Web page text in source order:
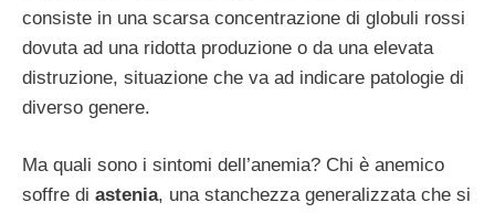
consiste in una scarsa concentrazione di globuli rossi
dovuta ad una ridotta produzione o da una elevata
distruzione, situazione che va ad indicare patologie di
diverso genere.
Ma quali sono i sintomi dell’anemia? Chi è anemico
soffre di astenia, una stanchezza generalizzata che si